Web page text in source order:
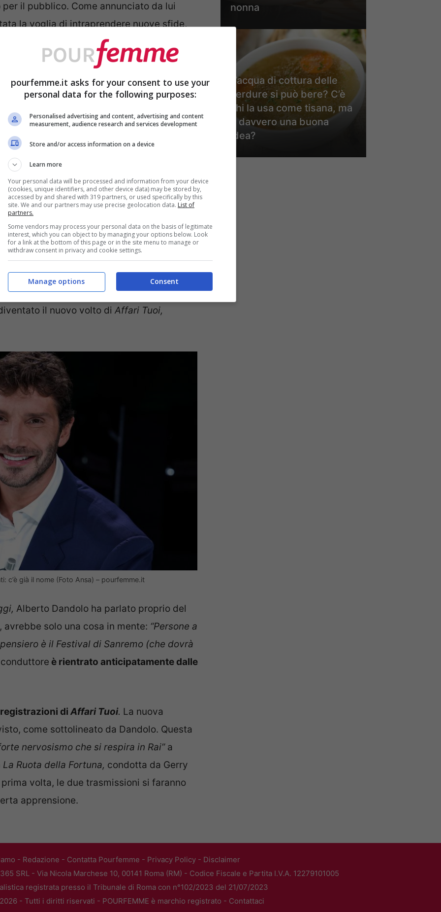
il pubblico. Come annunciato da lui
la voglia di intraprendere nuove sfide,
con Warner Bros. Discovery.
su Carlo Conti
manifestazione musicale per tre anni
a Sanremo è stato un vero e proprio
potrà seguirlo anche nel 2026 al
il prossimo anno sarà l’ultimo per
di Carlo Conti: c’è già il
il 2027 sia ancora lontano,
i candidati, però, sarebbe uno il favorito:
, pupillo dei vertici Rai. L’azienda sta
che dopo il successo diStasera tutto è
il nuovo volto di Affari Tuoi,
c’è già il nome (Foto Ansa) – pourfemme.it
Alberto Dandolo ha parlato proprio del
solo una cosa in mente: “Persone a
è il Festival di Sanremo (che dovrà
è rientrato anticipatamente dalle
registrazioni di Affari Tuoi. La nuova
come sottolineato da Dandolo. Questa
nervosismo che si respira in Rai”a
La Ruota della Fortuna, condotta da Gerry
volta, le due trasmissioni si faranno
apprensione.
nonna
L’acqua di cottura delle
verdure si può bere? C’è
chi la usa come tisana, ma
è davvero una buona
idea?
- Redazione - Contatta Pourfemme - Privacy Policy- Disclaimer
SRL - Via Nicola Marchese 10, 00141 Roma (RM) - Codice Fiscale e Partita I.V.A. 12279101005
registrata presso il Tribunale di Roma con n°102/2023 del 21/07/2023
- Tutti i diritti riservati - POURFEMME è marchio registrato - Contattaci
pourfemme.it asks for your consent to use your
personal data for the following purposes:
Personalised advertising and content, advertising and content
measurement, audience research and services development
Store and/or access information on a device
Learn more
Your personal data will be processed and information from your device
(cookies, unique identifiers, and other device data) may be stored by,
accessed by and shared with 319 partners, or used specifically by this
site. We and our partners may use precise geolocation data. List of
partners.
Some vendors may process your personal data on the basis of legitimate
interest, which you can object to by managing your options below. Look
for a link at the bottom of this page or in the site menu to manage or
withdraw consent in privacy and cookie settings.
Consent
Manage options